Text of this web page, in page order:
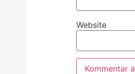
Website